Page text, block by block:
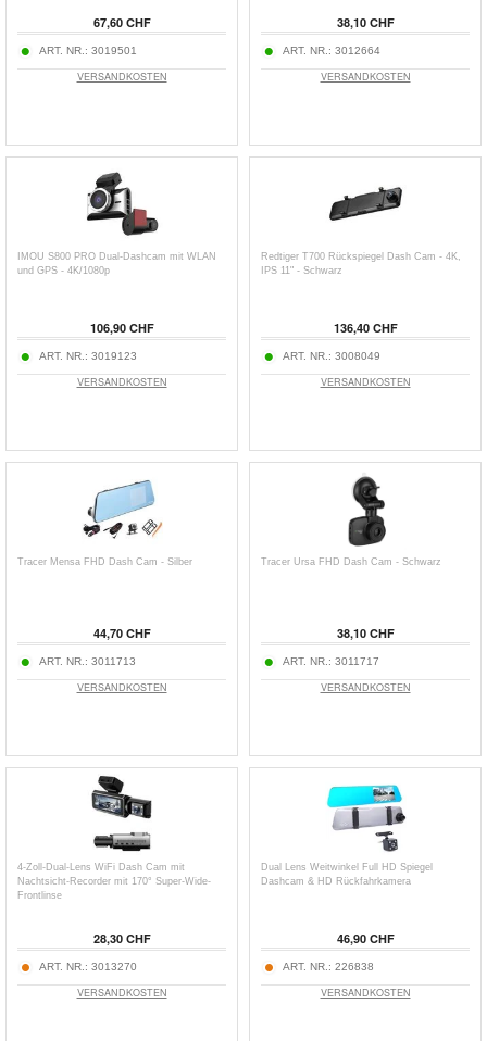
67,60 CHF
ART. NR.: 3019501
VERSANDKOSTEN
38,10 CHF
ART. NR.: 3012664
VERSANDKOSTEN
IMOU S800 PRO Dual-Dashcam mit WLAN
und GPS - 4K/1080p
106,90 CHF
ART. NR.: 3019123
VERSANDKOSTEN
Redtiger T700 Rückspiegel Dash Cam - 4K,
IPS 11" - Schwarz
136,40 CHF
ART. NR.: 3008049
VERSANDKOSTEN
Tracer Mensa FHD Dash Cam - Silber
44,70 CHF
ART. NR.: 3011713
VERSANDKOSTEN
Tracer Ursa FHD Dash Cam - Schwarz
38,10 CHF
ART. NR.: 3011717
VERSANDKOSTEN
4-Zoll-Dual-Lens WiFi Dash Cam mit
Nachtsicht-Recorder mit 170° Super-Wide-
Frontlinse
28,30 CHF
ART. NR.: 3013270
VERSANDKOSTEN
Dual Lens Weitwinkel Full HD Spiegel
Dashcam & HD Rückfahrkamera
46,90 CHF
ART. NR.: 226838
VERSANDKOSTEN